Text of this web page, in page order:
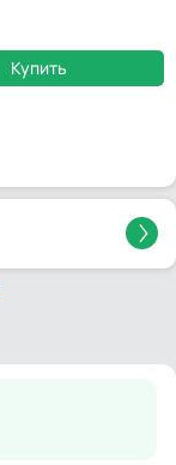
Купить